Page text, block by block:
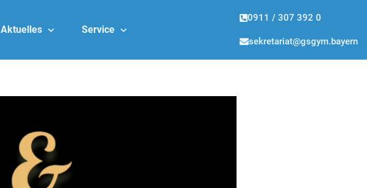
Aktuelles Service
0911 / 307 392 0
sekretariat@gsgym.bayern